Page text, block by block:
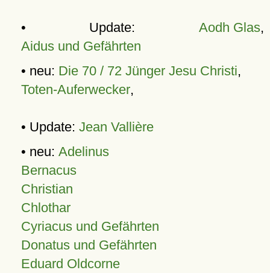
• Update: Aodh Glas,
Aidus und Gefährten
• neu: Die 70 / 72 Jünger Jesu Christi,
Toten-Auferwecker,
• Update: Jean Vallière
• neu: Adelinus
Bernacus
Christian
Chlothar
Cyriacus und Gefährten
Donatus und Gefährten
Eduard Oldcorne